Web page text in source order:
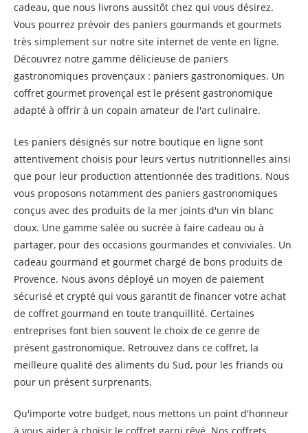
cadeau, que nous livrons aussitôt chez qui vous désirez.
Vous pourrez prévoir des paniers gourmands et gourmets
très simplement sur notre site internet de vente en ligne.
Découvrez notre gamme délicieuse de paniers
gastronomiques provençaux : paniers gastronomiques. Un
coffret gourmet provençal est le présent gastronomique
adapté à offrir à un copain amateur de l'art culinaire.
Les paniers désignés sur notre boutique en ligne sont
attentivement choisis pour leurs vertus nutritionnelles ainsi
que pour leur production attentionnée des traditions. Nous
vous proposons notamment des paniers gastronomiques
conçus avec des produits de la mer joints d'un vin blanc
doux. Une gamme salée ou sucrée à faire cadeau ou à
partager, pour des occasions gourmandes et conviviales. Un
cadeau gourmand et gourmet chargé de bons produits de
Provence. Nous avons déployé un moyen de paiement
sécurisé et crypté qui vous garantit de financer votre achat
de coffret gourmand en toute tranquillité. Certaines
entreprises font bien souvent le choix de ce genre de
présent gastronomique. Retrouvez dans ce coffret, la
meilleure qualité des aliments du Sud, pour les friands ou
pour un présent surprenants.
Qu'importe votre budget, nous mettons un point d'honneur